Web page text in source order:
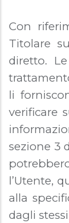
Con
Titolare
diretto.
li
verificare
sezione 3
l’Utente,
alla
dagli